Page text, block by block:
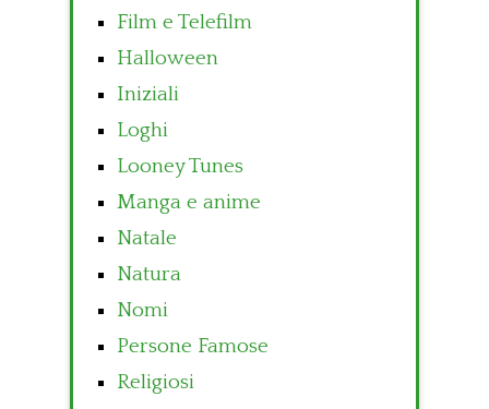
Film e Telefilm
Halloween
Iniziali
Loghi
Looney Tunes
Manga e anime
Natale
Natura
Nomi
Persone Famose
Religiosi